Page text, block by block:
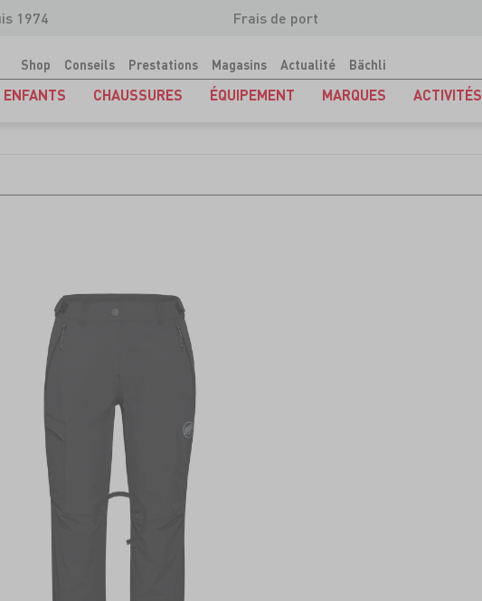
1974 Frais de port
Shop Conseils Prestations Magasins Actualité Bächli
ENFANTS CHAUSSURES ÉQUIPEMENT MARQUES ACTIVITÉS